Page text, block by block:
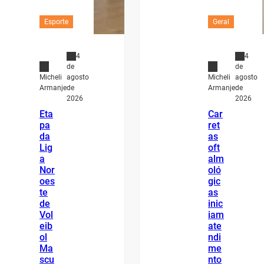
Esporte
Micheli
Armanje
4
de
agosto
de
2026
Eta
pa
da
Lig
a
Nor
oes
te
de
Vol
eib
ol
Ma
scu
Geral
Micheli
Armanje
4
de
agosto
de
2026
Car
ret
as
oft
alm
oló
gic
as
inic
iam
ate
ndi
me
nto